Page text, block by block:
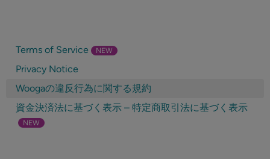
Terms of Service NEW
Privacy Notice
Woogaの違反行為に関する規約
資金決済法に基づく表示 – 特定商取引法に基づく表示
NEW